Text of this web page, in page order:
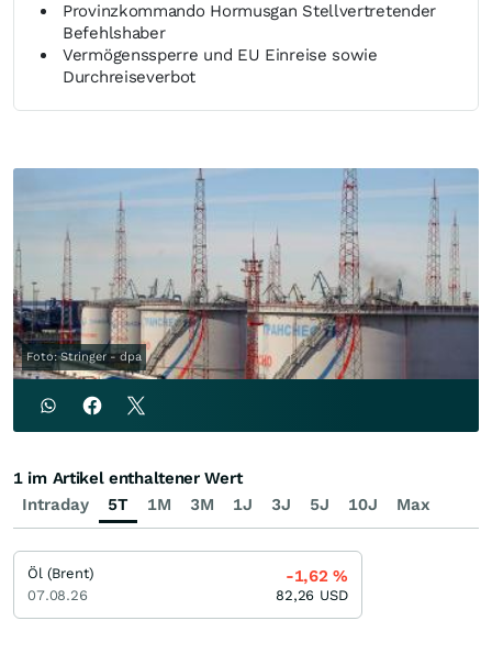
Provinzkommando Hormusgan Stellvertretender
Befehlshaber
Vermögenssperre und EU Einreise sowie
Durchreiseverbot
Foto: Stringer - dpa
Intraday 5T 1M 3M 1J 3J 5J 10J Max
1 im Artikel enthaltener Wert
Öl (Brent)
07.08.26
-1,62%
82,26 USD